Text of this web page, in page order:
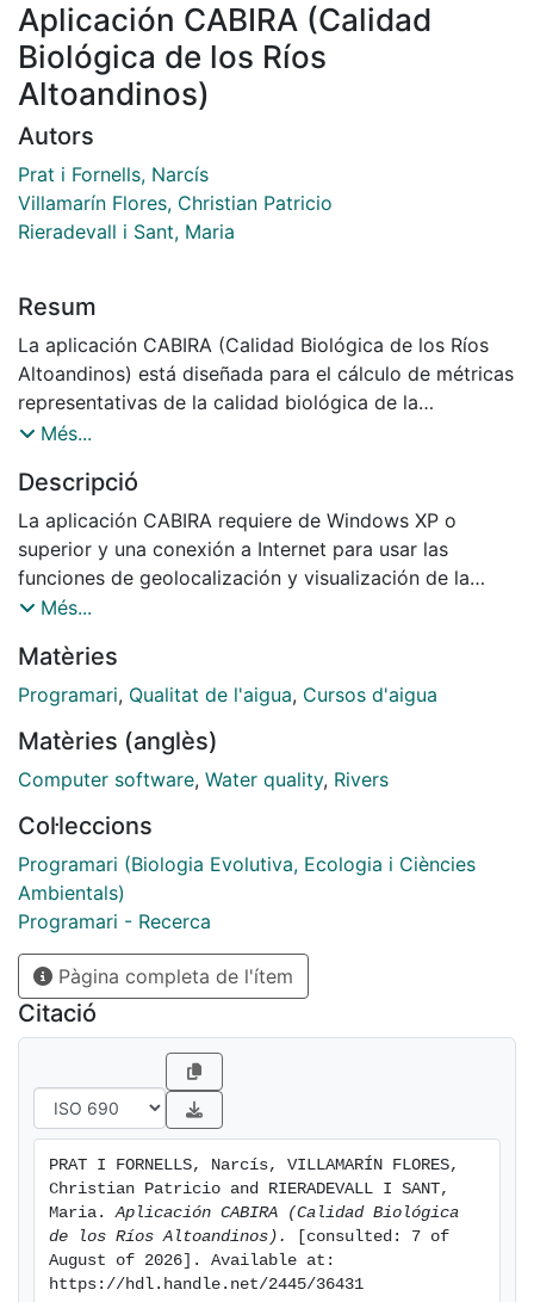
Aplicación CABIRA (Calidad
Biológica de los Ríos
Altoandinos)
Autors
Prat i Fornells, Narcís
Villamarín Flores, Christian Patricio
Rieradevall i Sant, Maria
Resum
La aplicación CABIRA (Calidad Biológica de los Ríos
Altoandinos) está diseñada para el cálculo de métricas
representativas de la calidad biológica de la
comunidad de los macroinvertebrados acuáticos que
m.s.n.m.) y muy especialmente para el cálculo del
índice multimétrico IMEERA (Índice Multimétrico de
Estado Ecológico de Ríos Altoandinos) (Villamarín et
al., 2013). Esta aplicación informática ha sido
desarrollada por el grupo de investigación F.E.M.
Departamento de Ecología de la Universitat de
Barcelona (España) bajo la dirección del profesor
Més...
Descripció
La aplicación CABIRA requiere de Windows XP o
superior y una conexión a Internet para usar las
funciones de geolocalización y visualización de la
información geográfica
Més...
Matèries
Programari, Qualitat de l'aigua, Cursos d'aigua
Matèries (anglès)
Computer software, Water quality, Rivers
Col·leccions
Programari (Biologia Evolutiva, Ecologia i Ciències
Ambientals)
Programari - Recerca
Pàgina completa de l'ítem
Citació
PRAT I FORNELLS, Narcís, VILLAMARÍN FLORES,
Christian Patricio and RIERADEVALL I SANT,
Maria. Aplicación CABIRA (Calidad Biológica
de los Ríos Altoandinos).
[consulted: 7 of
August of 2026]. Available at:
https://hdl.handle.net/2445/36431